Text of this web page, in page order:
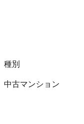
種別
中古マンション